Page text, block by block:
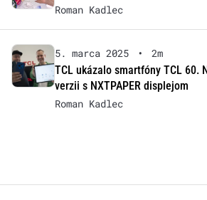
Roman Kadlec
5. marca 2025 •
2m
TCL ukázalo smartfóny TCL 60.
verzii s NXTPAPER displejom
Roman Kadlec